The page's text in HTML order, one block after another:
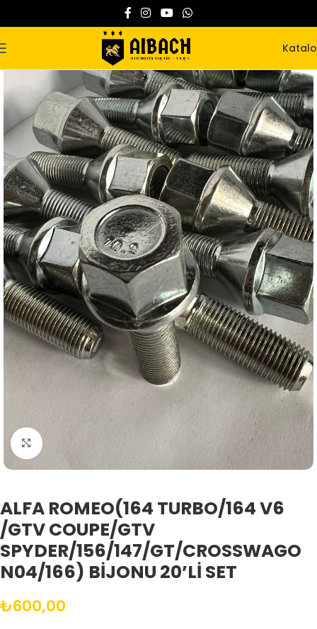
Büyütmek için tıklayın
ALFA ROMEO(164 TURBO/164 V6
/GTV COUPE/GTV
SPYDER/156/147/GT/CROSSWAGO
N04/166) BİJONU 20’Lİ SET
₺600,00